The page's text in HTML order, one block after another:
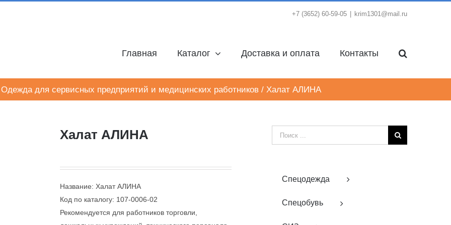
+7 (3652) 60-59-05 krim1301@mail.ru
Главная Каталог Доставка и оплата Контакты
Одежда для сервисных предприятий и медицинских работников / Халат АЛИНА
Халат АЛИНА
Название: Халат АЛИНА
Код по каталогу: 107-0006-02
Рекомендуется для работников торговли,
Результат
поиска:
Спецодежда
Спецобувь